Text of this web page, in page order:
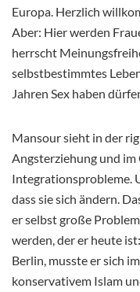
Europa. Herzlich
Aber: Hier werden
herrscht
selbstbestimmtes
Jahren Sex haben
Mansour sieht in der
Angsterziehung und
Integrationsprobleme.
dass sie sich ändern.
er selbst große
werden, der er heute
Berlin, musste er sich
konservativem Islam